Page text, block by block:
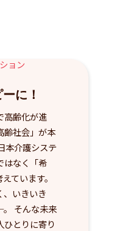
ョン
に！
高齢化が進
齢社会」が本
本介護システ
はなく「希
ています。
、いきいき
そんな未来
ひとりに寄り